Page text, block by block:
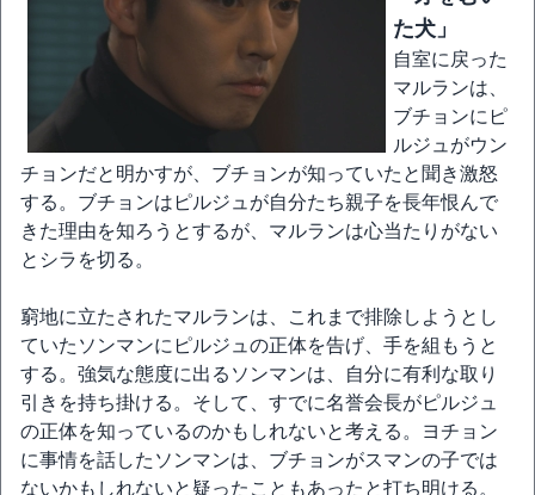
た犬」
自室に戻った
マルランは、
ブチョンにピ
ルジュがウン
チョンだと明かすが、ブチョンが知っていたと聞き激怒
する。ブチョンはピルジュが自分たち親子を長年恨んで
きた理由を知ろうとするが、マルランは心当たりがない
とシラを切る。
窮地に立たされたマルランは、これまで排除しようとし
ていたソンマンにピルジュの正体を告げ、手を組もうと
する。強気な態度に出るソンマンは、自分に有利な取り
引きを持ち掛ける。そして、すでに名誉会長がピルジュ
の正体を知っているのかもしれないと考える。ヨチョン
に事情を話したソンマンは、ブチョンがスマンの子では
ないかもしれないと疑ったこともあったと打ち明ける。